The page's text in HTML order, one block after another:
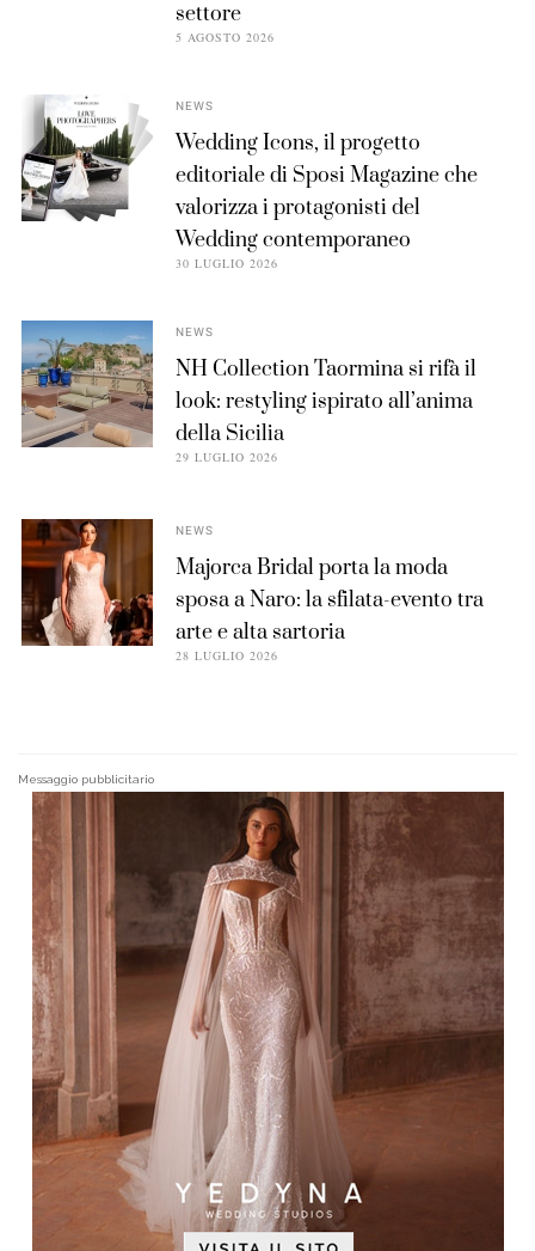
settore
5 AGOSTO 2026
NEWS
Wedding Icons, il progetto
editoriale di Sposi Magazine che
valorizza i protagonisti del
Wedding contemporaneo
30 LUGLIO 2026
NEWS
NH Collection Taormina si rifà il
look: restyling ispirato all’anima
della Sicilia
29 LUGLIO 2026
NEWS
Majorca Bridal porta la moda
sposa a Naro: la sfilata-evento tra
arte e alta sartoria
28 LUGLIO 2026
Messaggio pubblicitario